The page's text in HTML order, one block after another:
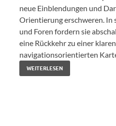
neue Einblendungen und
Orientierung erschweren. In
und Foren fordern sie
eine Rückkehr zu einer
navigationsorientierten
WEITERLESEN